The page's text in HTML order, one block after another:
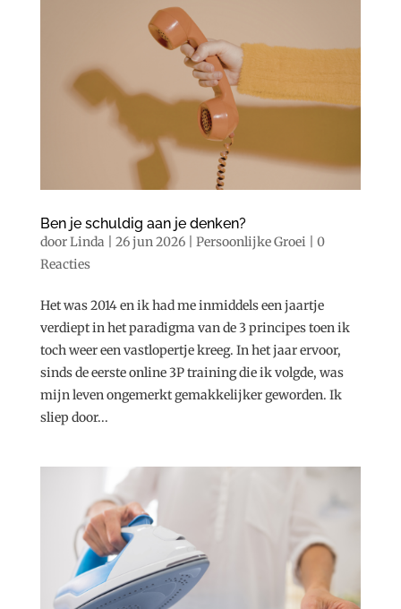
Ben je schuldig aan je denken?
doorLinda 26 jun 2026| Persoonlijke Groei
0
Reacties
Het was 2014 en ik had me inmiddels een jaartje
verdiept in het paradigma van de 3 principes toen ik
toch weer een vastlopertje kreeg. In het jaar ervoor,
sinds de eerste online 3P training die ik volgde, was
mijn leven ongemerkt gemakkelijker geworden. Ik
sliep door...